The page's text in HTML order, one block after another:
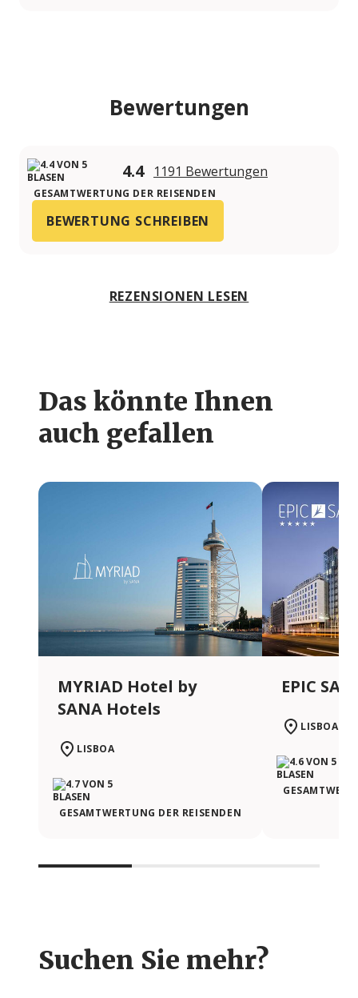
Bewertungen
4.4 1191 Bewertungen
GESAMTWERTUNG DER REISENDEN
BEWERTUNG SCHREIBEN
REZENSIONEN LESEN
Das könnte Ihnen
auch gefallen
MYRIAD Hotel by
SANA Hotels
LISBOA
GESAMTWERTUNG DER REISENDEN
EPIC
LISBOA
Suchen Sie mehr?